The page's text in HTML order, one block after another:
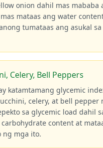
onion dahil mas mababa
mataas ang water
tumataas ang asukal
Celery, Bell Peppers
katamtamang glycemic
celery, at bell pepper
sa glycemic load dahil
content at
ng mga ito.